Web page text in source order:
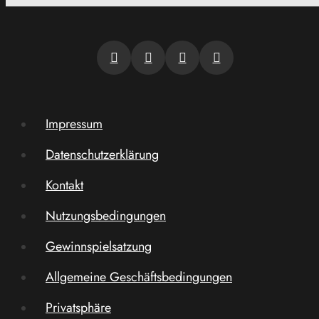
Impressum
Datenschutzerklärung
Kontakt
Nutzungsbedingungen
Gewinnspielsatzung
Allgemeine Geschäftsbedingungen
Privatsphäre